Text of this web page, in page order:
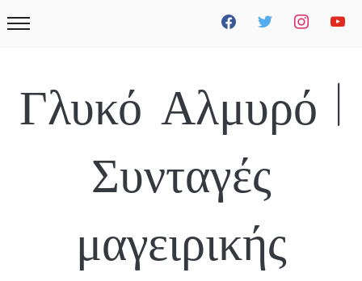
facebook twitter instagramyoutube
Γλυκό Αλμυρό |
Συνταγές
μαγειρικής